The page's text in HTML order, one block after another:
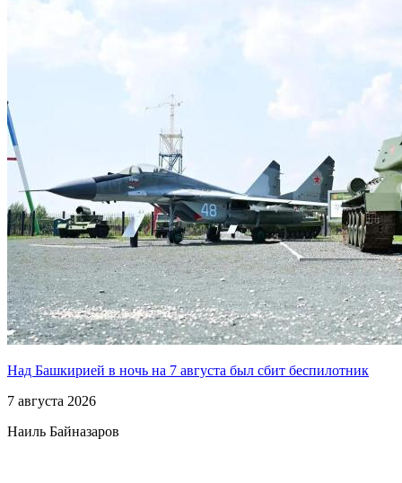
Над Башкирией в ночь на 7 августа был сбит беспилотник
7 августа 2026
Наиль Байназаров